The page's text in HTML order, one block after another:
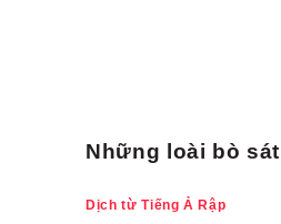
Những loài bò
Dịch từ Tiếng Ả Rập